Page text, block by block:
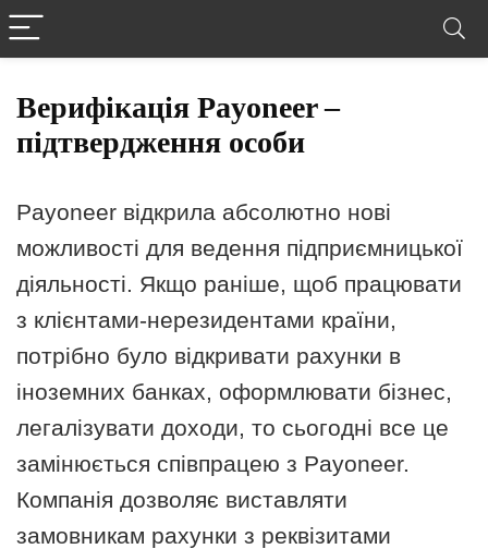
Верифікація Payoneer –
підтвердження особи
Payoneer відкрила абсолютно нові
можливості для ведення підприємницької
діяльності. Якщо раніше, щоб працювати
з клієнтами-нерезидентами країни,
потрібно було відкривати рахунки в
іноземних банках, оформлювати бізнес,
легалізувати доходи, то сьогодні все це
замінюється співпрацею з Payoneer.
Компанія дозволяє виставляти
замовникам рахунки з реквізитами